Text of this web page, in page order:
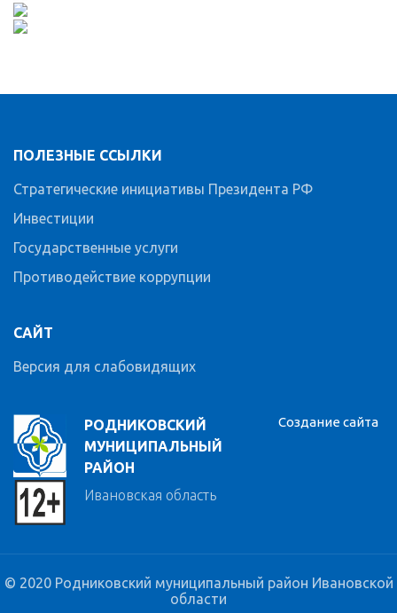
РОДНИКОВСКИЙ
МУНИЦИПАЛЬНЫЙ
РАЙОН
Ивановская область
ПОЛЕЗНЫЕ ССЫЛКИ
Стратегические инициативы Президента РФ
Инвестиции
Государственные услуги
Противодействие коррупции
САЙТ
Версия для слабовидящих
Создание сайта
© 2020 Родниковский муниципальный район Ивановской
области